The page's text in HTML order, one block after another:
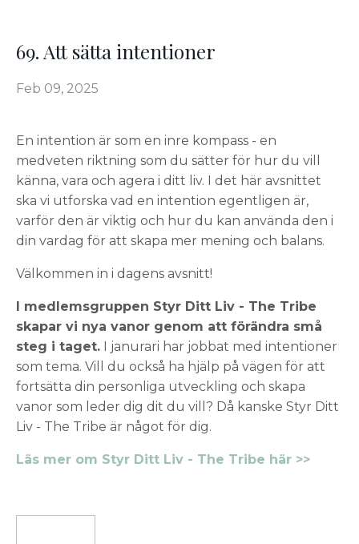
69. Att sätta intentioner
Feb 09, 2025
En intention är som en inre kompass - en
medveten riktning som du sätter för hur du vill
känna, vara och agera i ditt liv. I det här avsnittet
ska vi utforska vad en intention egentligen är,
varför den är viktig och hur du kan använda den i
din vardag för att skapa mer mening och balans.
Välkommen in i dagens avsnitt!
I medlemsgruppen Styr Ditt Liv - The Tribe
skapar vi nya vanor genom att förändra små
steg i taget. I janurari har jobbat med intentioner
som tema. Vill du också ha hjälp på vägen för att
fortsätta din personliga utveckling och skapa
vanor som leder dig dit du vill? Då kanske Styr Ditt
Liv - The Tribe är något för dig.
Läs mer om Styr Ditt Liv - The Tribe här >>